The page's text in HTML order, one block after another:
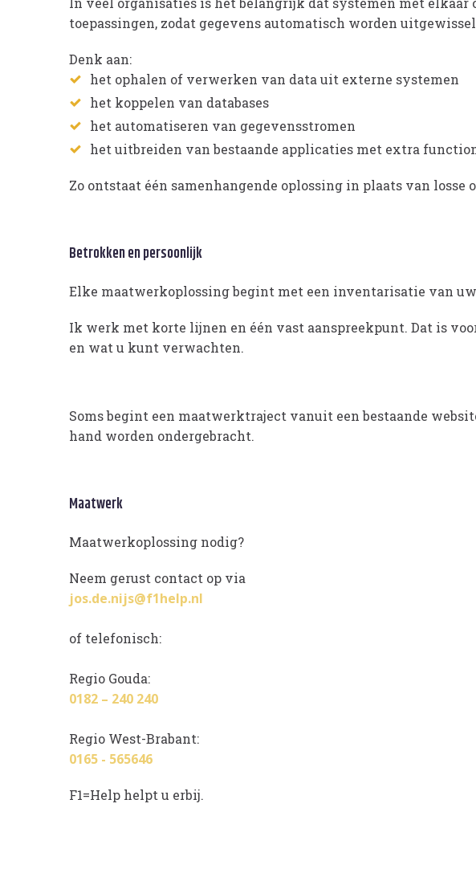
toepassingen, zodat gegevens automatisch worden
Denk aan:
het ophalen of verwerken van data uit externe systemen
het koppelen van databases
het automatiseren van gegevensstromen
het uitbreiden van bestaande applicaties met extra
Zo ontstaat één samenhangende oplossing in plaats van losse
Betrokken en persoonlijk
Elke maatwerkoplossing begint met een inventarisatie van
Ik werk met korte lijnen en één vast aanspreekpunt. Dat is
en wat u kunt verwachten.
Soms begint een maatwerktraject vanuit een bestaande
hand worden ondergebracht.
Maatwerk
Maatwerkoplossing nodig?
Neem gerust contact op via
jos.de.nijs@f1help.nl
of telefonisch:
Regio Gouda:
0182 – 240 240
Regio West-Brabant:
0165 - 565646
F1=Help helpt u erbij.